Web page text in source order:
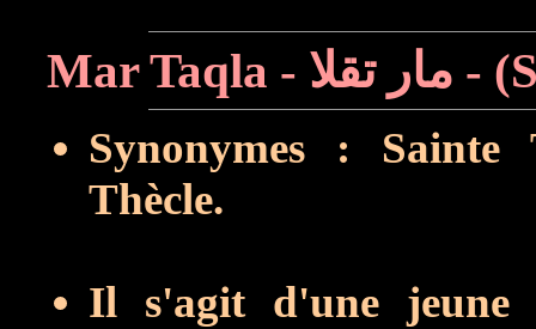
Synonymes : Sainte
Thècle.
Il s'agit d'une jeune